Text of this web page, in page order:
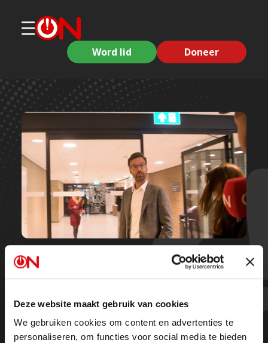
Deze website maakt gebruik van cookies
We gebruiken cookies om content en advertenties te
personaliseren, om functies voor social media te bieden
Word lid Doneer
Korte clips
En alwéér loopt een D66-er weg voor
de ON!-microfoon van Jonathan
Krispijn - Ongehoord Nieuws